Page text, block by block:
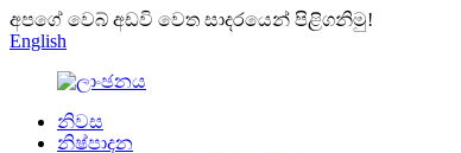
අපගේ වෙබ් අඩවි වෙත සාදරයෙන් පිළිගනිමු!
English
නිවස
නිෂ්පාදන